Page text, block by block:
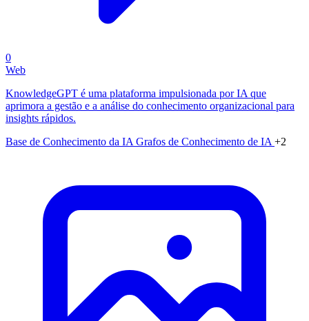
0
Web
KnowledgeGPT é uma plataforma impulsionada por IA que
aprimora a gestão e a análise do conhecimento organizacional para
insights rápidos.
Base de Conhecimento da IA Grafos de Conhecimento de IA +2